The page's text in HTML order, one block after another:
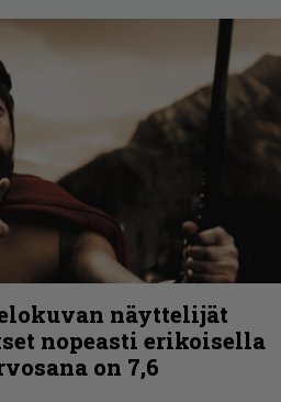
näyttelijät
nopeasti erikoisella
on 7,6